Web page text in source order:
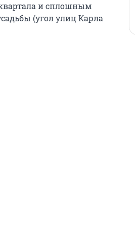
и сплошным
(угол улиц Карла